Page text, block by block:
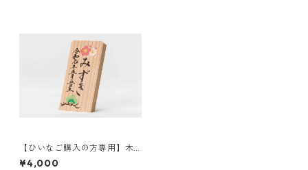
【ひいなご購入の方専用】木
札 名前・描彩入り
¥4,000